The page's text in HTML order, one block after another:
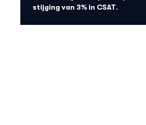
stijging van 3% in CSAT.